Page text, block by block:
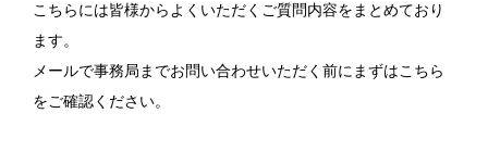
こちらには皆様からよくいただくご質問内容をまとめており
ます。
メールで事務局までお問い合わせいただく前にまずはこちら
をご確認ください。